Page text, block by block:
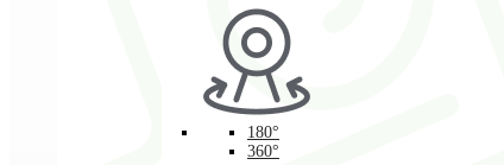
180°
360°